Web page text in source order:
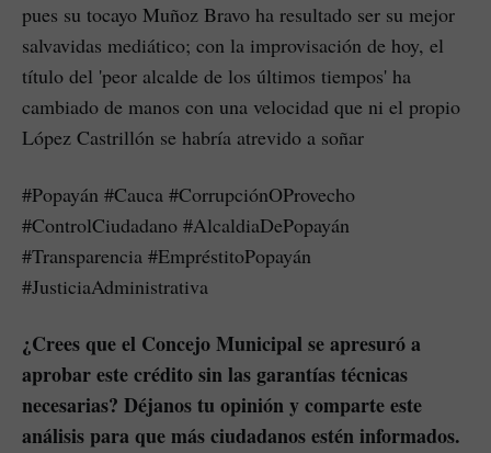
pues su tocayo Muñoz Bravo ha resultado ser su mejor
salvavidas mediático; con la improvisación de hoy, el
título del 'peor alcalde de los últimos tiempos' ha
cambiado de manos con una velocidad que ni el propio
López Castrillón se habría atrevido a soñar
#Popayán #Cauca #CorrupciónOProvecho
#ControlCiudadano #AlcaldiaDePopayán
#Transparencia #EmpréstitoPopayán
#JusticiaAdministrativa
¿Crees que el Concejo Municipal se apresuró a
aprobar este crédito sin las garantías técnicas
necesarias? Déjanos tu opinión y comparte este
análisis para que más ciudadanos estén informados.